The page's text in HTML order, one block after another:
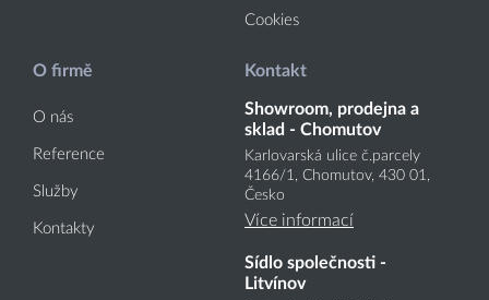
Cookies
O firmě
O nás
Reference
Služby
Kontakty
Kontakt
Showroom, prodejna a
sklad - Chomutov
Karlovarská ulice č.parcely
4166/1, Chomutov, 430 01,
Česko
Více informací
Sídlo společnosti -
Litvínov